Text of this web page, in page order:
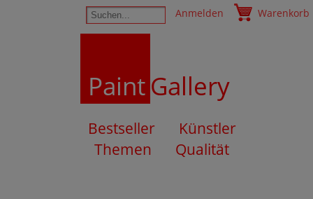
Anmelden Warenkorb
PaintGallery
Bestseller
Künstler
Themen
Qualität